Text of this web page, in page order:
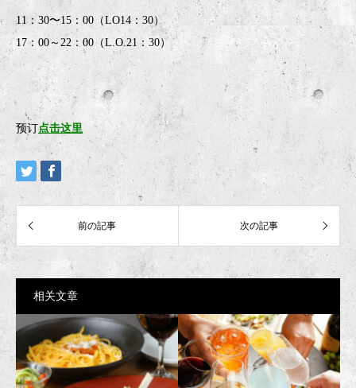
11：30〜15：00（LO14：30）
17：00～22：00（L.O.21：30）
预订点击这里
相关文章